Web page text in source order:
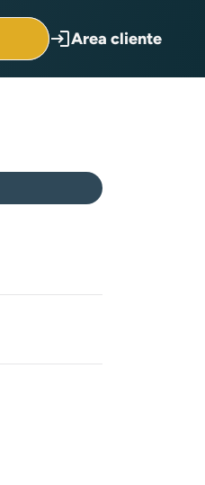
loginArea cliente